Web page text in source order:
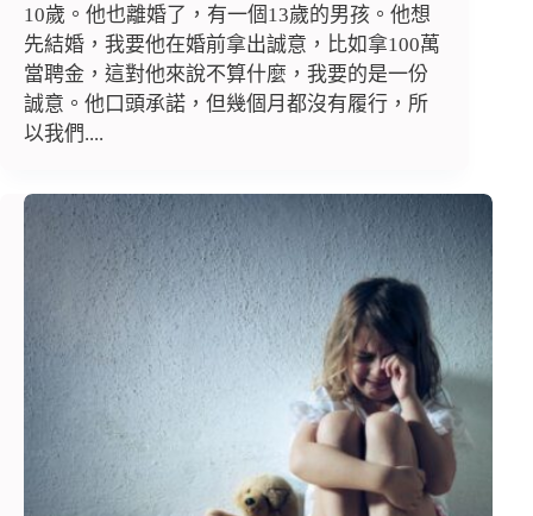
10歲。他也離婚了，有一個13歲的男孩。他想
先結婚，我要他在婚前拿出誠意，比如拿100萬
當聘金，這對他來說不算什麼，我要的是一份
誠意。他口頭承諾，但幾個月都沒有履行，所
以我們....